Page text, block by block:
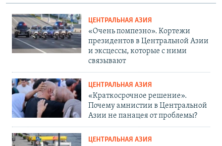
ЦЕНТРАЛЬНАЯ АЗИЯ
«Очень помпезно». Кортежи
президентов в Центральной Азии
и эксцессы, которые с ними
связывают
ЦЕНТРАЛЬНАЯ АЗИЯ
«Краткосрочное решение».
Почему амнистии в Центральной
Азии не панацея от проблемы?
ЦЕНТРАЛЬНАЯ АЗИЯ